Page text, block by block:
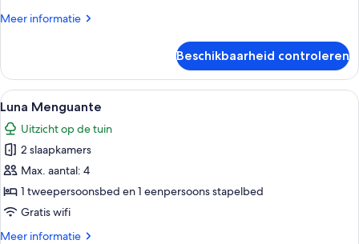
Meer informatie
Meer
Nueva
Beschikbaarheid controleren
Alle
foto's
voor
Luna
Menguante
laden
Een houten kamer met een bed,
6
Luna Menguante
Uitzicht op de tuin
2 slaapkamers
Max. aantal: 4
1 tweepersoonsbed en 1 eenpersoons stapelbed
Gratis wifi
Meer informatie
Meer